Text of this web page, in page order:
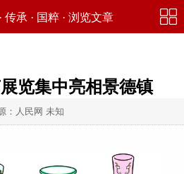
· 传承 · 国粹· 浏览文章
览集中亮相景德镇
：人民网 未知